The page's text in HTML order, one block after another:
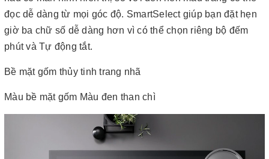
đọc dễ dàng từ mọi góc độ. SmartSelect giúp bạn đặt hẹn
giờ ba chữ số dễ dàng hơn vì có thể chọn riêng bộ đếm
phút và Tự động tắt.
Bề mặt gốm thủy tinh trang nhã
Màu bề mặt gốm Màu đen than chì